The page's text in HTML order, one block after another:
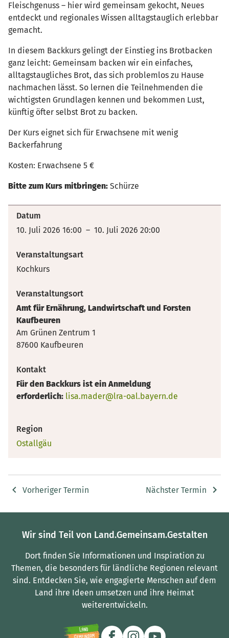
Fleischgenuss – hier wird gemeinsam gekocht, Neues
entdeckt und regionales Wissen alltagstauglich erlebbar
gemacht.
In diesem Backkurs gelingt der Einstieg ins Brotbacken
ganz leicht: Gemeinsam backen wir ein einfaches,
alltagstaugliches Brot, das sich problemlos zu Hause
nachmachen lässt. So lernen die Teilnehmenden die
wichtigsten Grundlagen kennen und bekommen Lust,
künftig öfter selbst Brot zu backen.
Der Kurs eignet sich für Erwachsene mit wenig
Backerfahrung
Kosten: Erwachsene 5 €
Bitte zum Kurs mitbringen: Schürze
Datum
10. Juli 2026 16:00 – 10. Juli 2026 20:00
Veranstaltungsart
Kochkurs
Veranstaltungsort
Amt für Ernährung, Landwirtschaft und Forsten
Kaufbeuren
Am Grünen Zentrum 1
87600 Kaufbeuren
Kontakt
Für den Backkurs ist ein Anmeldung
erforderlich: lisa.mader@lra-oal.bayern.de
Region
Ostallgäu
Vorheriger Termin Nächster Termin
Wir sind Teil von Land.Gemeinsam.Gestalten
Dort finden Sie Informationen und Inspiration zu
Themen, die besonders für ländliche Regionen relevant
sind. Entdecken Sie, wie engagierte Menschen auf dem
Land ihre Ideen umsetzen und ihre Heimat
weiterentwickeln.